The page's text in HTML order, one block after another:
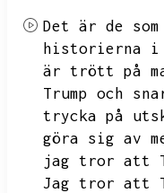
Det är de
historierna i
är trött på
Trump och
trycka på
göra sig av
jag tror att
Jag tror att